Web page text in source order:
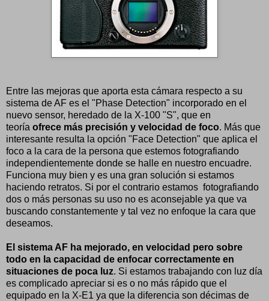
Entre las mejoras que aporta esta cámara respecto a su
sistema de AF es el "Phase Detection" incorporado en el
nuevo sensor, heredado de la X-100 "S", que en
teoría ofrece más precisión y velocidad de foco. Más que
interesante resulta la opción "Face Detection" que aplica el
foco a la cara de la persona que estemos fotografiando
independientemente donde se halle en nuestro encuadre.
Funciona muy bien y es una gran solución si estamos
haciendo retratos. Si por el contrario estamos fotografiando
dos o más personas su uso no es aconsejable ya que va
buscando constantemente y tal vez no enfoque la cara que
deseamos.
El sistema AF ha mejorado, en velocidad pero sobre
todo en la capacidad de enfocar correctamente en
situaciones de poca luz. Si estamos trabajando con luz día
es complicado apreciar si es o no más rápido que el
equipado en la X-E1 ya que la diferencia son décimas de